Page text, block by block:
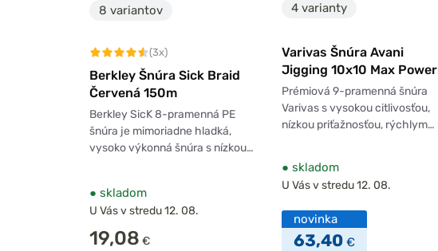
8 variantov
(3x)
Berkley Šnúra Sick Braid
Červená 150m
Berkley SicK 8-pramenná PE
šnúra je mimoriadne hladká,
vysoko výkonná šnúra s nízkou…
● skladom
U Vás v stredu 12. 08.
19,08 €
4 varianty
Varivas Šnúra Avani
Jigging 10x10 Max Power
PE X9
Prémiová 9-pramenná šnúra
Varivas s vysokou citlivosťou,
nízkou priťažnosťou, rýchlym…
● skladom
U Vás v stredu 12. 08.
novinka
63,40 €